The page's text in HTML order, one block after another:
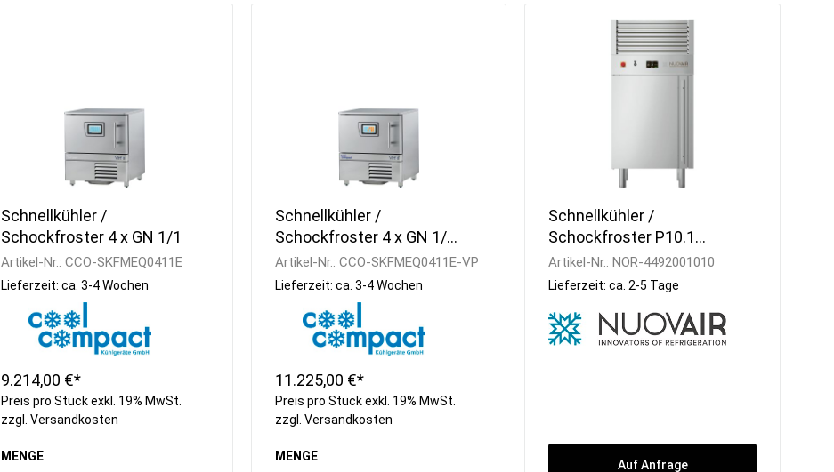
Schnellkühler /
Schockfroster 4 x GN 1/1
Artikel-Nr.: CCO-SKFMEQ0411E
Lieferzeit: ca. 3-4 Wochen
9.214,00 €*
Preis pro Stück exkl. 19% MwSt.
zzgl. Versandkosten
MENGE
Schnellkühler /
Schockfroster 4 x GN 1/1
Quereinschub /
steckerfertig
Artikel-Nr.: CCO-SKFMEQ0411E-VP
Lieferzeit: ca. 3-4 Wochen
11.225,00 €*
Preis pro Stück exkl. 19% MwSt.
zzgl. Versandkosten
MENGE
Schnellkühler /
Schockfroster P10.1
Power / 55,00 kg
Artikel-Nr.: NOR-4492001010
Lieferzeit: ca. 2-5 Tage
Auf Anfrage